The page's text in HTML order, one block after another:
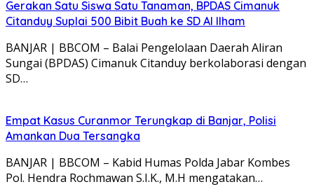
Gerakan Satu Siswa Satu Tanaman, BPDAS Cimanuk
Citanduy Suplai 500 Bibit Buah ke SD Al Ilham
BANJAR | BBCOM – Balai Pengelolaan Daerah Aliran
Sungai (BPDAS) Cimanuk Citanduy berkolaborasi dengan
SD…
Empat Kasus Curanmor Terungkap di Banjar, Polisi
Amankan Dua Tersangka
BANJAR | BBCOM – Kabid Humas Polda Jabar Kombes
Pol. Hendra Rochmawan S.I.K., M.H mengatakan…